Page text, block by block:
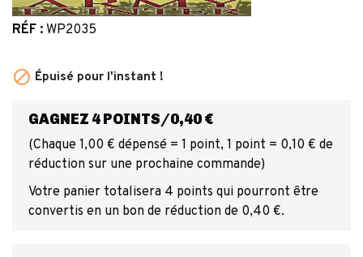
RÉF : WP2035
 Épuisé pour l'instant !
GAGNEZ 4 POINTS/0,40 €
(Chaque 1,00 € dépensé = 1 point, 1 point = 0,10 € de
réduction sur une prochaine commande)
Votre panier totalisera 4 points qui pourront être
convertis en un bon de réduction de 0,40 €.